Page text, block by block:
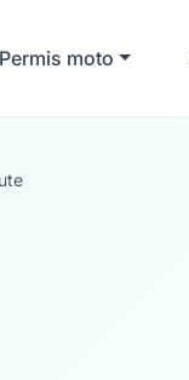
Permis moto